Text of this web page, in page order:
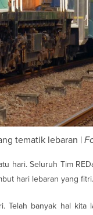
tematik lebaran |
hari. Seluruh Tim
hari lebaran yang fitri.
Telah banyak hal